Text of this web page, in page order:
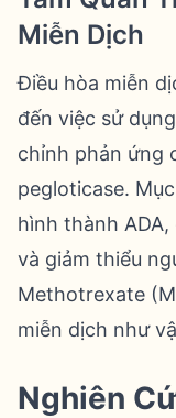
Miễn Dịch
Điều hòa miễn
đến việc sử
chỉnh phản ứng
pegloticase.
hình thành
và giảm thiểu
Methotrexate
miễn dịch như
Nghiên